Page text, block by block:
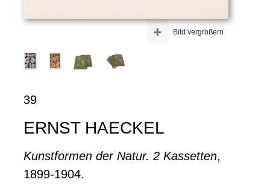
Bild vergrößern
+
39
ERNST HAECKEL
Kunstformen der Natur. 2 Kassetten,
1899-1904.